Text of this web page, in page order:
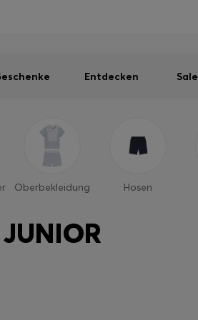
Entdecken Sale
Oberbekleidung Hosen
JUNIOR